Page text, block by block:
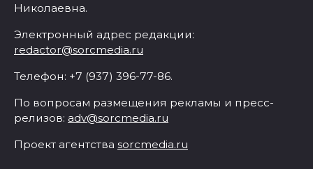
Николаевна.
Электронный адрес редакции:
redactor@sorcmedia.ru
Телефон: +7 (937) 396-77-86.
По вопросам размещения рекламы и пресс-
релизов: adv@sorcmedia.ru
Проект агентства sorcmedia.ru